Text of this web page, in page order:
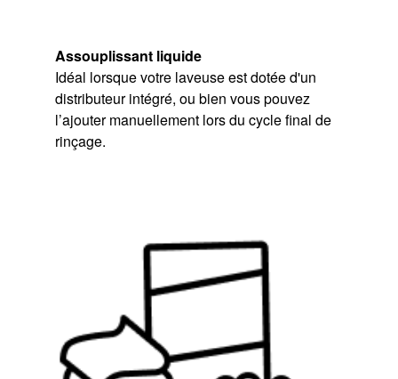
Assouplissant liquide
Idéal lorsque votre laveuse est dotée d'un
distributeur intégré, ou bien vous pouvez
l’ajouter manuellement lors du cycle final de
rinçage.